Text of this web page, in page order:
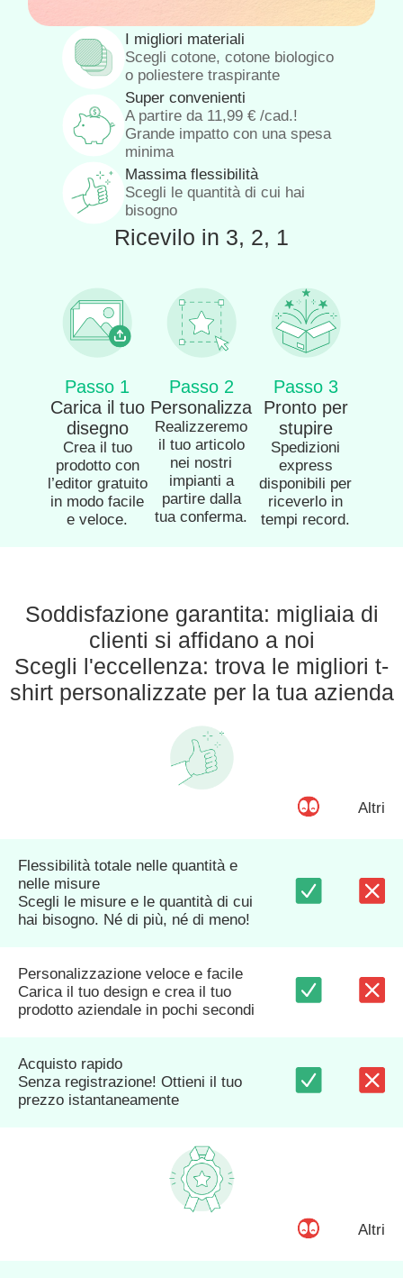
I migliori materiali
Scegli cotone, cotone biologico
o poliestere traspirante
Super convenienti
A partire da 11,99 € /cad.!
Grande impatto con una spesa
minima
Massima flessibilità
Scegli le quantità di cui hai
bisogno
Ricevilo in 3, 2, 1
Passo 1
Carica il tuo
disegno
Crea il tuo
prodotto con
l’editor gratuito
in modo facile
e veloce.
Passo 2
Personalizza
Realizzeremo
il tuo articolo
nei nostri
impianti a
partire dalla
tua conferma.
Passo 3
Pronto per
stupire
Spedizioni
express
disponibili per
riceverlo in
tempi record.
Soddisfazione garantita: migliaia di
clienti si affidano a noi
Scegli l'eccellenza: trova le migliori t-
shirt personalizzate per la tua azienda
Altri
Flessibilità totale nelle quantità e
nelle misure
Scegli le misure e le quantità di cui
hai bisogno. Né di più, né di meno!
Personalizzazione veloce e facile
Carica il tuo design e crea il tuo
prodotto aziendale in pochi secondi
Acquisto rapido
Senza registrazione! Ottieni il tuo
prezzo istantaneamente
Altri